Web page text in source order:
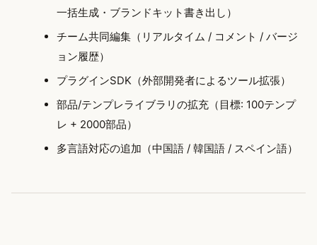
一括生成・ブランドキット書き出し）
チーム共同編集（リアルタイム / コメント / バージ
ョン履歴）
プラグインSDK（外部開発者によるツール拡張）
部品/テンプレライブラリの拡充（目標: 100テンプ
レ + 2000部品）
多言語対応の追加（中国語 / 韓国語 / スペイン語）